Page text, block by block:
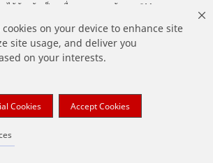
on your device to enhance site
site usage, and deliver you
on your interests.
Cookies Accept Cookies
บุไว้ข้างต้นเป็นเครื่องหมายการค้าของ 3M